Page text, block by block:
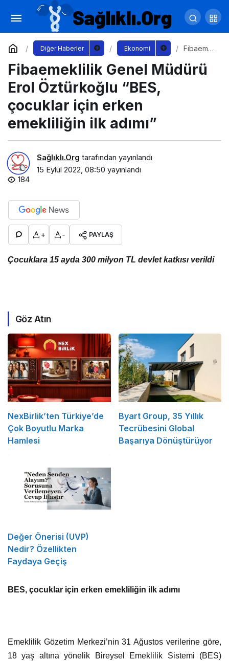
Diğer Haberler Ekonomi
Fibaeme
Genel
Müdürü
Fibaemeklilik Genel Müdürü
Erol Öztürkoğlu “BES,
çocuklar için erken
emekliliğin ilk adımı”
Sağlıklı.Org tarafından yayınlandı
15 Eylül 2022, 08:50 yayınlandı
184
+ - PAYLAŞ
Çocuklara 15 ayda 300 milyon TL devlet katkısı verildi
Göz Atın
NexBirlik’ten Türkiye’de
Çok Boyutlu Marka
Hamlesi
Byart Group, 35 Yıllık
Tecrübesini Global
Başarıya Dönüştürüyor
Değer Önerisi (UVP)
Nedir? Özellikten
Faydaya Geçiş
BES, çocuklar için erken emekliliğin ilk adımı
Emeklilik Gözetim Merkezi’nin 31 Ağustos verilerine göre,
18 yaş altına yönelik Bireysel Emeklilik Sistemi (BES)
İnşaat Atölyesi Sur Yapı Marka AVM’de minik
inşaatçıları bekliyor
Yorum Yap Paylaş